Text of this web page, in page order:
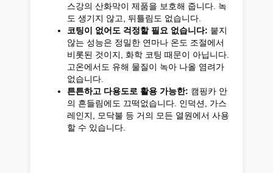
스강의 산화막이 제품을 보호해 줍니다. 녹
도 생기지 않고, 뒤틀림도 없습니다.
코팅이 없어도 걱정할 필요 없습니다: 붙지
않는 성능은 정밀한 연마나 온도 조절에서
비롯된 것이지, 화학 코팅 때문이 아닙니다.
고온에서도 유해 물질이 녹아 나올 염려가
없습니다.
튼튼하고 다용도로 활용 가능한: 캠핑카 안
의 흔들림에도 끄떡없습니다. 인덕션, 가스
레인지, 모닥불 등 거의 모든 열원에서 사용
할 수 있습니다.